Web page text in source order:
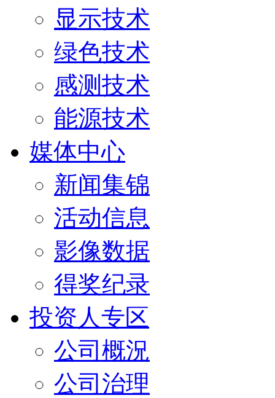
显示技术
绿色技术
感测技术
能源技术
媒体中心
新闻集锦
活动信息
影像数据
得奖纪录
投资人专区
公司概況
公司治理